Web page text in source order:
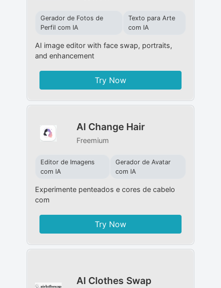
Gerador de Fotos de
Perfil com IA
Texto para Arte
com IA
AI image editor with face swap, portraits,
and enhancement
Try Now
AI Change Hair
Freemium
Editor de Imagens
com IA
Gerador de Avatar
com IA
Experimente penteados e cores de cabelo
com
Try Now
AI Clothes Swap